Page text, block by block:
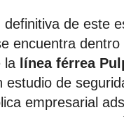
definitiva de este
encuentra
la línea férrea
estudio de
empresarial